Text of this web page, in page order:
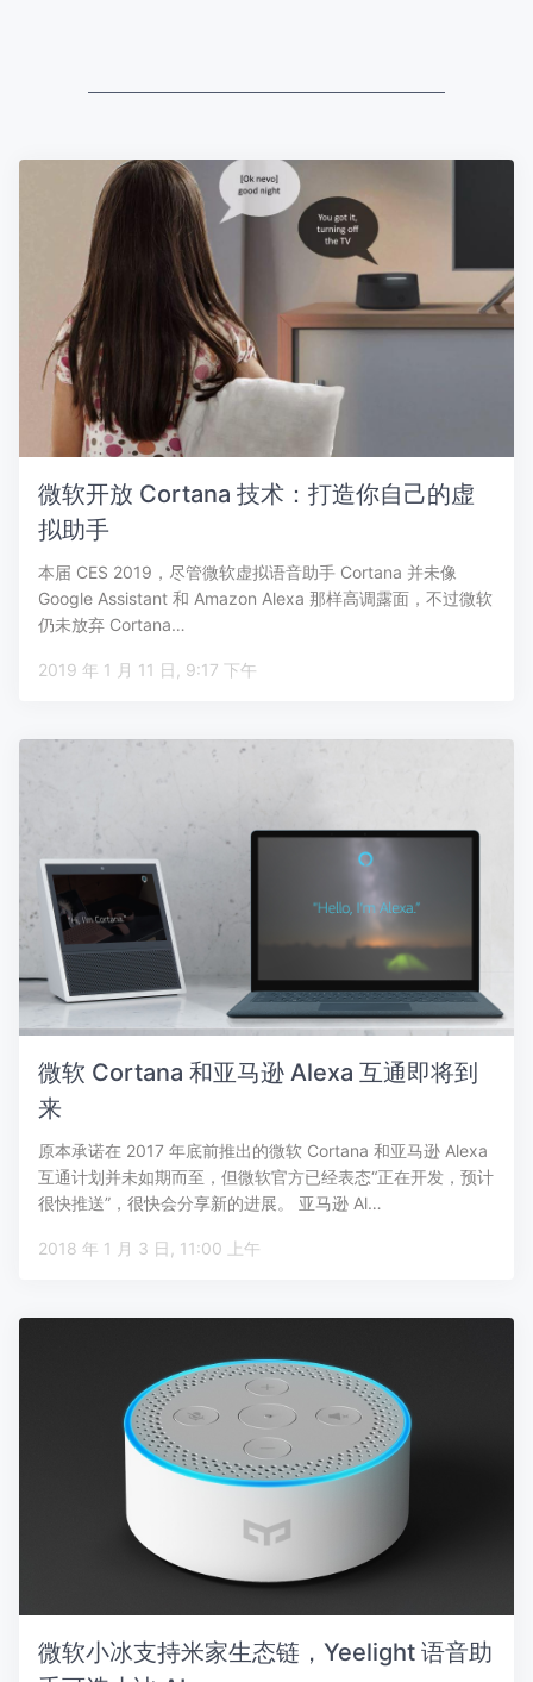
微软开放 Cortana 技术：打造你自己的虚
拟助手
本届 CES 2019，尽管微软虚拟语音助手 Cortana 并未像
Google Assistant 和 Amazon Alexa 那样高调露面，不过微软
仍未放弃 Cortana…
2019 年 1 月 11 日, 9:17 下午
微软 Cortana 和亚马逊 Alexa 互通即将到
来
原本承诺在 2017 年底前推出的微软 Cortana 和亚马逊 Alexa
互通计划并未如期而至，但微软官方已经表态“正在开发，预计
很快推送”，很快会分享新的进展。 亚马逊 Al…
2018 年 1 月 3 日, 11:00 上午
微软小冰支持米家生态链，Yeelight 语音助